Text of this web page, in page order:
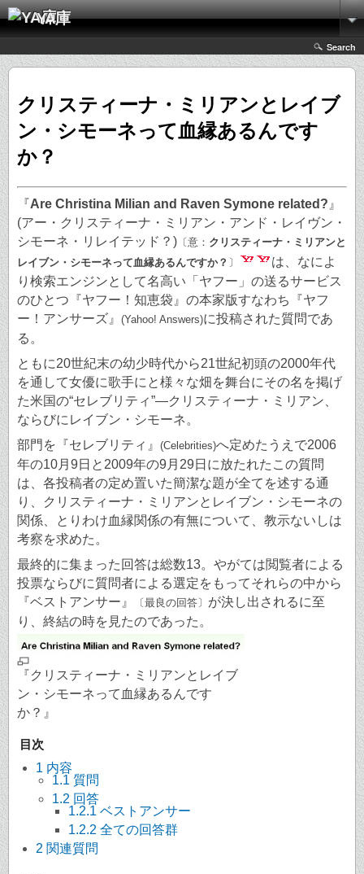
YA庫
Search
クリスティーナ・ミリアンとレイブ
ン・シモーネって血縁あるんです
か？
『Are Christina Milian and Raven Symone related? 』
(アー・クリスティーナ・ミリアン・アンド・レイヴン・
シモーネ・リレイテッド？) 〔意： クリスティーナ・ミリアンと
レイブン・シモーネって血縁あるんですか？ 〕
は、なによ
り検索エンジンとして名高い「ヤフー」の送るサービス
のひとつ『ヤフー！知恵袋』の本家版すなわち『ヤフ
ー！アンサーズ』 (Yahoo! Answers)に投稿された質問であ
る。
ともに20世紀末の幼少時代から21世紀初頭の2000年代
を通して女優に歌手にと様々な畑を舞台にその名を掲げ
た米国の“セレブリティ”―クリスティーナ・ミリアン、
ならびにレイブン・シモーネ。
部門を『セレブリティ』 (Celebrities)へ定めたうえで2006
年の10月9日と2009年の9月29日に放たれたこの質問
は、各投稿者の定め置いた簡潔な題が全てを述する通
り、クリスティーナ・ミリアンとレイブン・シモーネの
関係、とりわけ血縁関係の有無について、教示ないしは
考察を求めた。
最終的に集まった回答は総数13。やがては閲覧者による
投票ならびに質問者による選定をもってそれらの中から
『ベストアンサー』
〔最良の回答〕 が決し出されるに至
り、終結の時を見たのであった。
『クリスティーナ・ミリアンとレイブ
ン・シモーネって血縁あるんです
か？』
目次
1 内容
1.1 質問
1.2 回答
1.2.1 ベストアンサー
1.2.2 全ての回答群
2 関連質問